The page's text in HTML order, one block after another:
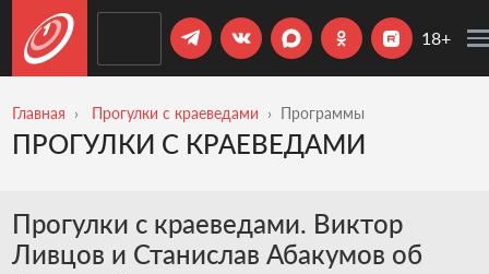
18+
Главная Прогулки с краеведами Программы
ПРОГУЛКИ С КРАЕВЕДАМИ
Прогулки с краеведами. Виктор
Ливцов и Станислав Абакумов об